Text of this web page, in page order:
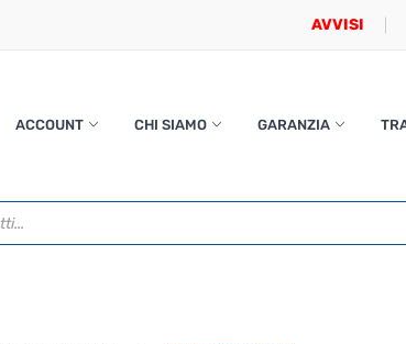
AVVISI
ACCOUNT CHI SIAMO GARANZIA